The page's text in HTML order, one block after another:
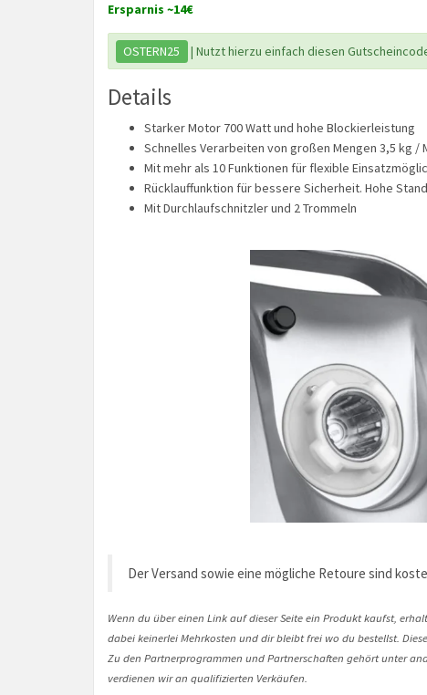
Ersparnis ~14€
OSTERN25 | Nutzt hierzu einfach diesen
Details
Starker Motor 700 Watt und hohe Blockierleistung
Schnelles Verarbeiten von großen Mengen 3,5 kg /
Mit mehr als 10 Funktionen für flexible
Rücklauffunktion für bessere Sicherheit. Hohe
Mit Durchlaufschnitzler und 2 Trommeln
Der Versand sowie eine mögliche Retoure sind
Wenn du über einen Link auf dieser Seite ein Produkt kaufst,
dabei keinerlei Mehrkosten und dir bleibt frei wo du bestellst.
Zu den Partnerprogrammen und Partnerschaften gehört unter
verdienen wir an qualifizierten Verkäufen.